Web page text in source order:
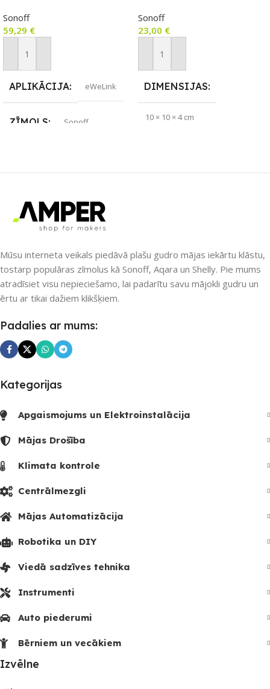
viedās ainas slēdža funkciju
Sonoff
59,29 €
Pievienot Grozam
APLIKĀCIJA eWeLink
ZĪMOLS Sonoff
Nē
UZREIZ PIEEJAMAIS
SKAITS
Sonoff
23,00 €
Pievienot Grozam
DIMENSIJAS
10 × 10 × 4 cm
RF uztvērējs,Wi-Fi
PIEEJAMS UZREIZ
Mūsu interneta veikals piedāvā plašu gudro mājas iekārtu klāstu,
tostarp populāras zīmolus kā Sonoff, Aqara un Shelly. Pie mums
atradīsiet visu nepieciešamo, lai padarītu savu mājokli gudru un
ērtu ar tikai dažiem klikšķiem.
Padalies ar mums:
Kategorijas
Apgaismojums un Elektroinstalācija
Mājas Drošība
Klimata kontrole
Centrālmezgli
Mājas Automatizācija
Robotika un DIY
Viedā sadzīves tehnika
Instrumenti
Auto piederumi
Bērniem un vecākiem
Izvēlne